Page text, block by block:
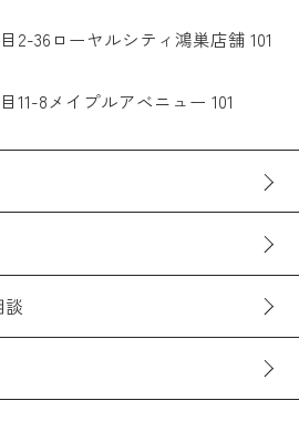
2-36ローヤルシティ鴻巣店舗 101
11-8メイプルアベニュー 101